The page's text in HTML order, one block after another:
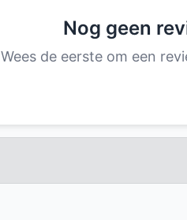
Nog geen
Wees de eerste om een